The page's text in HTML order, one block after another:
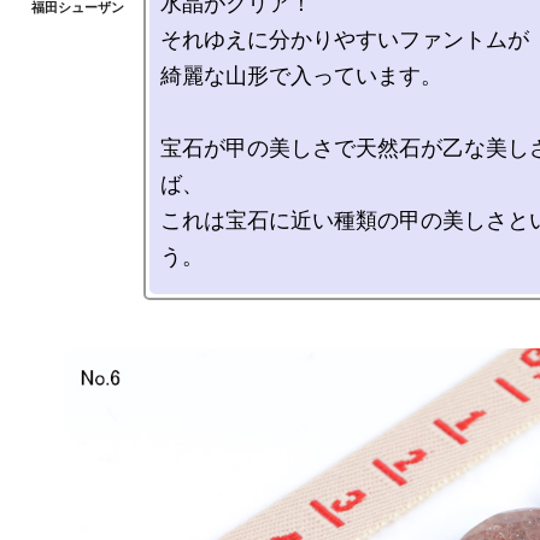
それゆえに分かりやすいファントムが
綺麗な山形で入っています。
宝石が甲の美しさで天然石が乙な美し
ば、
これは宝石に近い種類の甲の美しさと